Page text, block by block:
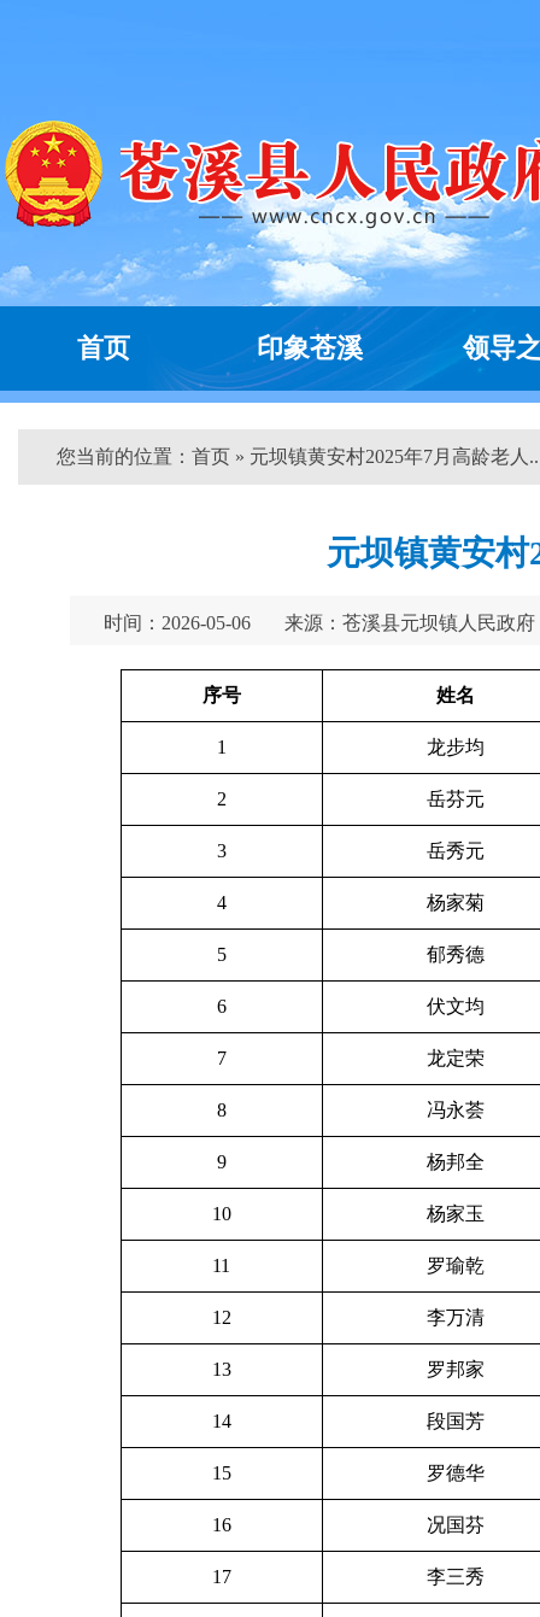
首页 印象苍溪 领导
您当前的位置： 首页 » 元坝镇黄安村2025年7月高龄老人
元坝镇黄安村
时间：2026-05-06 来源：苍溪县元坝镇人民政府
序号 姓名
1 龙步均
2 岳芬元
3 岳秀元
4 杨家菊
5 郁秀德
6 伏文均
7 龙定荣
8 冯永荟
9 杨邦全
10 杨家玉
11 罗瑜乾
12 李万清
13 罗邦家
14 段国芳
15 罗德华
16 况国芬
17 李三秀